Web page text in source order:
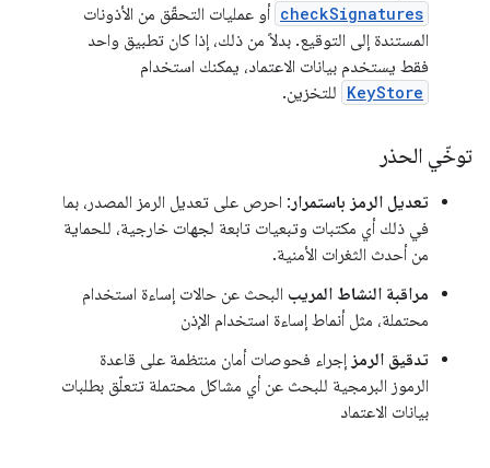
checkSignatures أو عمليات التحقّق من الأذونات
المستندة إلى التوقيع. بدلاً من ذلك، إذا كان تطبيق واحد
فقط يستخدم بيانات الاعتماد، يمكنك استخدام
KeyStore للتخزين.
توخّي الحذر
تعديل الرمز باستمرار : احرص على تعديل الرمز المصدر، بما
في ذلك أي مكتبات وتبعيات تابعة لجهات خارجية، للحماية
من أحدث الثغرات الأمنية.
مراقبة النشاط المريب البحث عن حالات إساءة استخدام
محتملة، مثل أنماط إساءة استخدام الإذن
تدقيق الرمز إجراء فحوصات أمان منتظمة على قاعدة
الرموز البرمجية للبحث عن أي مشاكل محتملة تتعلّق بطلبات
بيانات الاعتماد